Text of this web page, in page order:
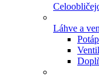
Láhve a